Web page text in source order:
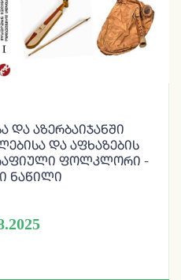
Და Აზერბაიჯანში
Და Აფხაზების
Ფოლკლორი -
Ნაწილი